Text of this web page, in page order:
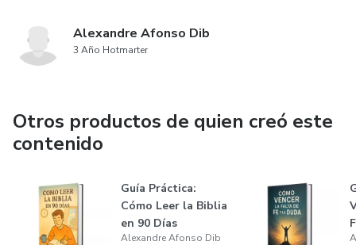
Alexandre Afonso Dib
3 Año Hotmarter
Otros productos de quien creó este
contenido
Guía Práctica:
Cómo Leer la Biblia
en 90 Días
Alexandre Afonso Dib